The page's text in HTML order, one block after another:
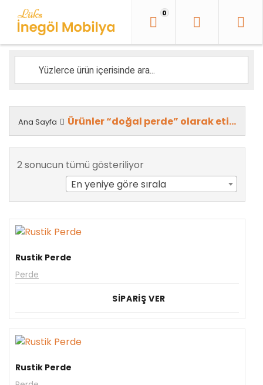
İçeriği
Geç
0
Ana Sayfa Ürünler “doğal perde” olarak etiketlendi
2 sonucun tümü gösteriliyorEn
yeniye
göre
sıralandı
En yeniye göre sırala
Rustik Perde
Perde
SİPARİŞ VER
Rustik Perde